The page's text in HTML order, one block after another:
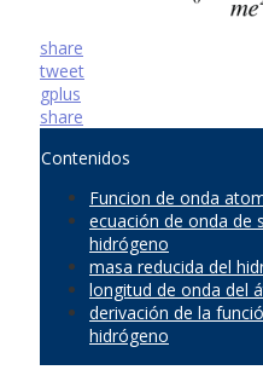
share
tweet
gplus
share
Contenidos
Funcion de onda
ecuación de onda de
hidrógeno
masa reducida del
longitud de onda del
derivación de la
hidrógeno